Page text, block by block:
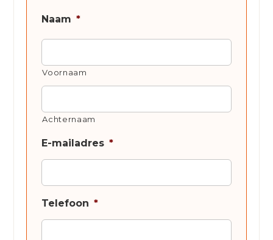
Naam *
Voornaam
Achternaam
E-mailadres *
Telefoon *